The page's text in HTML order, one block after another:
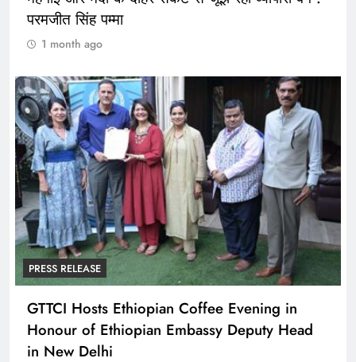
परमजीत सिंह पम्मा
1 month ago
PRESS RELEASE
GTTCI Hosts Ethiopian Coffee Evening in
Honour of Ethiopian Embassy Deputy Head
in New Delhi